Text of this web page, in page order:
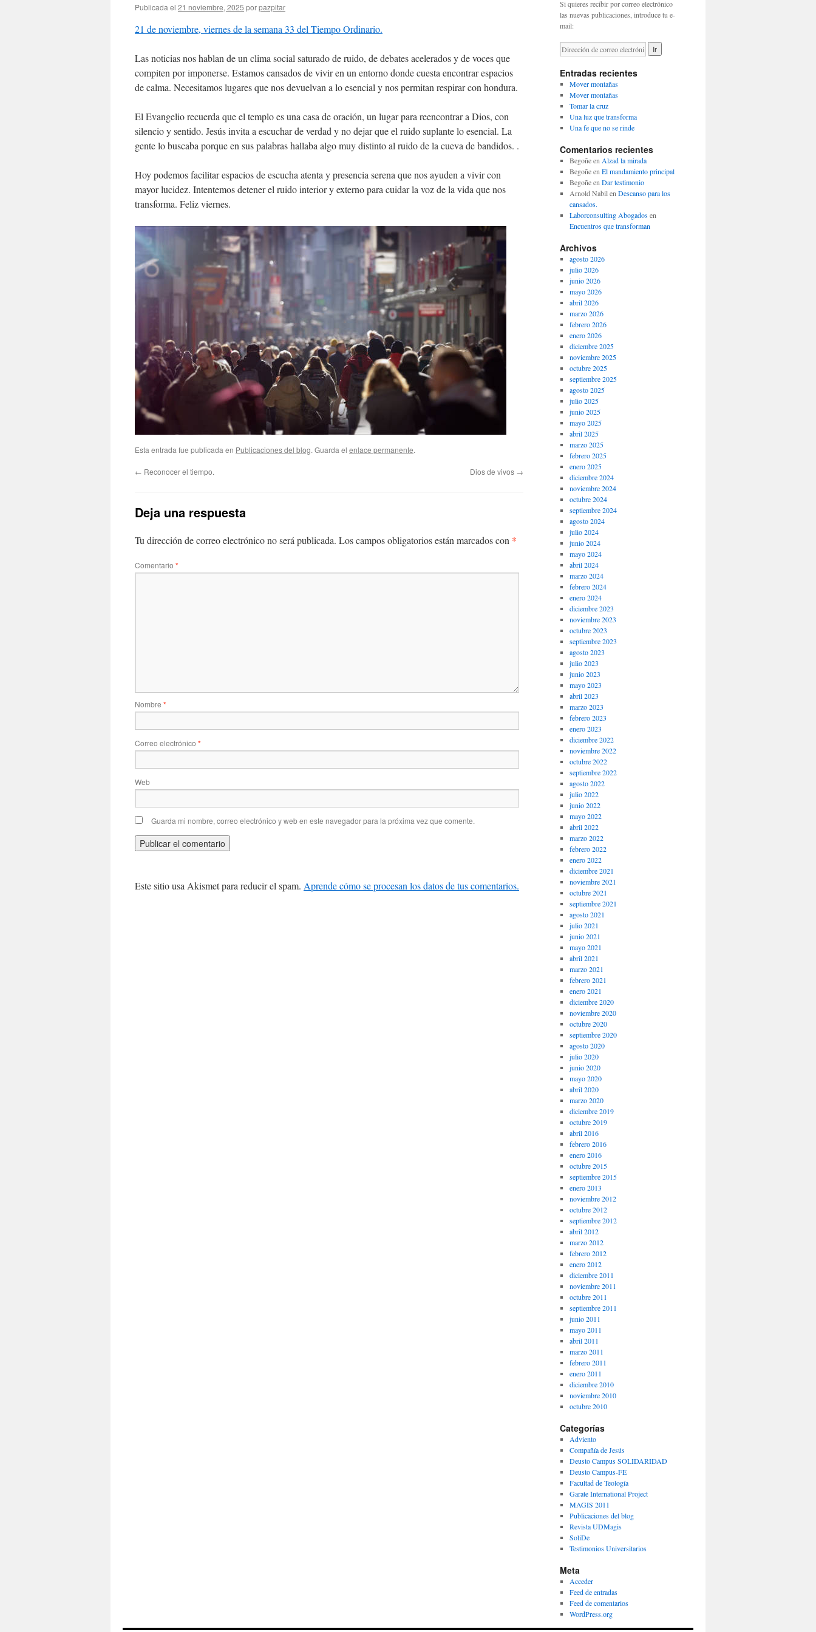
Publicada el 21 noviembre, 2025 porpazpitar
21 de noviembre, viernes de la semana 33 del Tiempo Ordinario.
Las noticias nos hablan de un clima social saturado de ruido, de debates acelerados y de voces que
compiten por imponerse. Estamos cansados de vivir en un entorno donde cuesta encontrar espacios
de calma. Necesitamos lugares que nos devuelvan a lo esencial y nos permitan respirar con hondura.
El Evangelio recuerda que el templo es una casa de oración, un lugar para reencontrar a Dios, con
silencio y sentido. Jesús invita a escuchar de verdad y no dejar que el ruido suplante lo esencial. La
gente lo buscaba porque en sus palabras hallaba algo muy distinto al ruido de la cueva de bandidos. .
Hoy podemos facilitar espacios de escucha atenta y presencia serena que nos ayuden a vivir con
mayor lucidez. Intentemos detener el ruido interior y externo para cuidar la voz de la vida que nos
transforma. Feliz viernes.
Esta entrada fue publicada en Publicaciones del blog. Guarda el enlace permanente.
← Reconocer el tiempo. Dios de vivos →
Deja una respuesta
Tu dirección de correo electrónico no será publicada. Los campos obligatorios están marcados con *
Comentario *
Nombre *
Correo electrónico *
Web
Guarda mi nombre, correo electrónico y web en este navegador para la próxima vez que comente.
Este sitio usa Akismet para reducir el spam. Aprende cómo se procesan los datos de tus comentarios.
Si quieres recibir por correo electrónico
las nuevas publicaciones, introduce tu e-
mail:
Entradas recientes
Mover montañas
Mover montañas
Tomar la cruz
Una luz que transforma
Una fe que no se rinde
Comentarios recientes
Begoñeen Alzad la mirada
Begoñeen El mandamiento principal
Begoñeen Dar testimonio
Arnold Nabilen Descanso para los
cansados.
Laborconsulting Abogadosen
Encuentros que transforman
Archivos
agosto 2026
julio 2026
junio 2026
mayo 2026
abril 2026
marzo 2026
febrero 2026
enero 2026
diciembre 2025
noviembre 2025
octubre 2025
septiembre 2025
agosto 2025
julio 2025
junio 2025
mayo 2025
abril 2025
marzo 2025
febrero 2025
enero 2025
diciembre 2024
noviembre 2024
octubre 2024
septiembre 2024
agosto 2024
julio 2024
junio 2024
mayo 2024
abril 2024
marzo 2024
febrero 2024
enero 2024
diciembre 2023
noviembre 2023
octubre 2023
septiembre 2023
agosto 2023
julio 2023
junio 2023
mayo 2023
abril 2023
marzo 2023
febrero 2023
enero 2023
diciembre 2022
noviembre 2022
octubre 2022
septiembre 2022
agosto 2022
julio 2022
junio 2022
mayo 2022
abril 2022
marzo 2022
febrero 2022
enero 2022
diciembre 2021
noviembre 2021
octubre 2021
septiembre 2021
agosto 2021
julio 2021
junio 2021
mayo 2021
abril 2021
marzo 2021
febrero 2021
enero 2021
diciembre 2020
noviembre 2020
octubre 2020
septiembre 2020
agosto 2020
julio 2020
junio 2020
mayo 2020
abril 2020
marzo 2020
diciembre 2019
octubre 2019
abril 2016
febrero 2016
enero 2016
octubre 2015
septiembre 2015
enero 2013
noviembre 2012
octubre 2012
septiembre 2012
abril 2012
marzo 2012
febrero 2012
enero 2012
diciembre 2011
noviembre 2011
octubre 2011
septiembre 2011
junio 2011
mayo 2011
abril 2011
marzo 2011
febrero 2011
enero 2011
diciembre 2010
noviembre 2010
octubre 2010
Categorías
Adviento
Compañía de Jesús
Deusto Campus SOLIDARIDAD
Deusto Campus-FE
Facultad de Teología
Garate International Project
MAGIS 2011
Publicaciones del blog
Revista UDMagis
SoliDe
Testimonios Universitarios
Meta
Acceder
Feed de entradas
Feed de comentarios
WordPress.org